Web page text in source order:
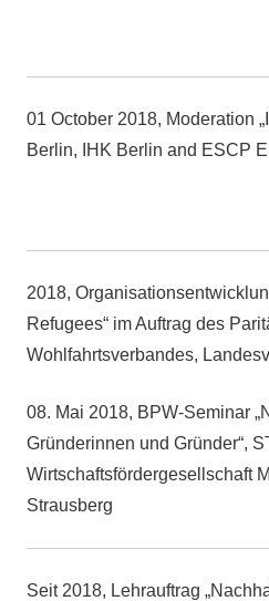
01 October 2018, Moderation
Berlin, IHK Berlin and ESCP
2018,
Refugees“ im Auftrag des
Wohlfahrtsverbandes,
08. Mai 2018, BPW-Seminar
Gründerinnen und Gründer“,
Wirtschaftsfördergesellschaft
Strausberg
Seit 2018, Lehrauftrag